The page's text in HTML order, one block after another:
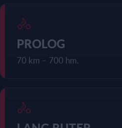
🚴
PROLOG
70 km – 700 hm.
🚴